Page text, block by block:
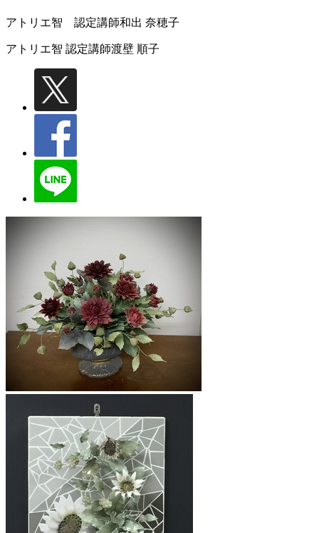
アトリエ智 認定講師和出 奈穂子
アトリエ智 認定講師渡壁 順子